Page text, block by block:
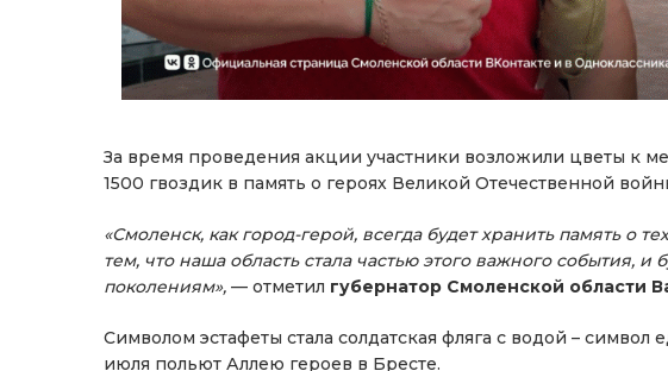
За время проведения акции участники возложили цветы к
1500 гвоздик в память о героях Великой Отечественной
«Смоленск, как город-герой, всегда будет хранить память о
тем, что наша область стала частью этого важного события,
поколениям», — отметил губернатор Смоленской области
Символом эстафеты стала солдатская фляга с водой –
июля польют Аллею героев в Бресте.